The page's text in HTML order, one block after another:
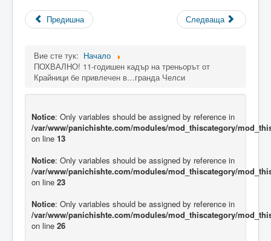
Предишна Следваща
Вие сте тук: Начало
ПОХВАЛНО! 11-годишен кадър на треньорът от
Крайници бе привлечен в…гранда Челси
Notice: Only variables should be assigned by reference in
/var/www/panichishte.com/modules/mod_thiscategory/
on line 13
Notice: Only variables should be assigned by reference in
/var/www/panichishte.com/modules/mod_thiscategory/
on line 23
Notice: Only variables should be assigned by reference in
/var/www/panichishte.com/modules/mod_thiscategory/
on line 26